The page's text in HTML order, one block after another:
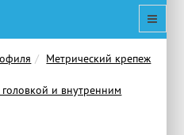
Метрический крепеж
и внутренним